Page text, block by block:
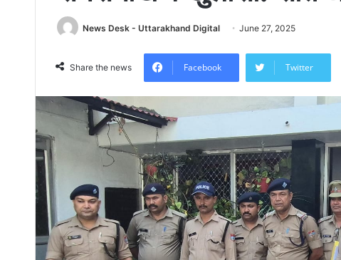
News Desk - Uttarakhand Digital June 27, 2025
Share the news Facebook Twitter